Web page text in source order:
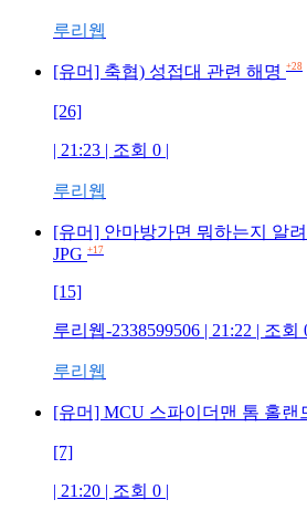
루리웹
[유머] 축협) 성접대 관련 해명 +28
[26]
| 21:23 | 조회 0 |
루리웹
[유머] 안마방가면 뭐하는지 알
JPG +17
[15]
루리웹-2338599506 | 21:22 | 조회
루리웹
[유머] MCU 스파이더맨 톰 홀랜
[7]
| 21:20 | 조회 0 |